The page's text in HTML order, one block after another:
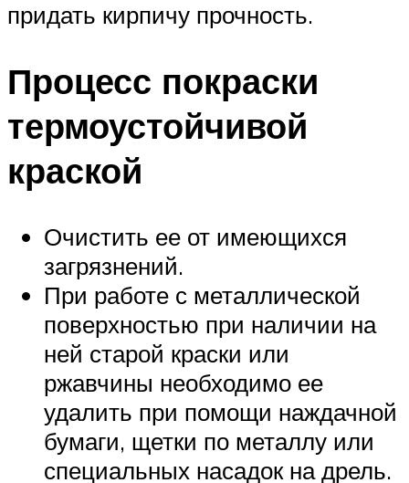
придать кирпичу прочность.
Процесс покраски
термоустойчивой
краской
Очистить ее от имеющихся
загрязнений.
При работе с металлической
поверхностью при наличии на
ней старой краски или
ржавчины необходимо ее
удалить при помощи наждачной
бумаги, щетки по металлу или
специальных насадок на дрель.